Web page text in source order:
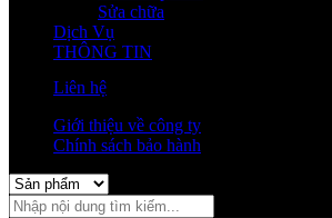
Sửa chữa
Dịch Vụ
THÔNG TIN
Liên hệ
Giới thiệu về công ty
Chính sách bảo hành